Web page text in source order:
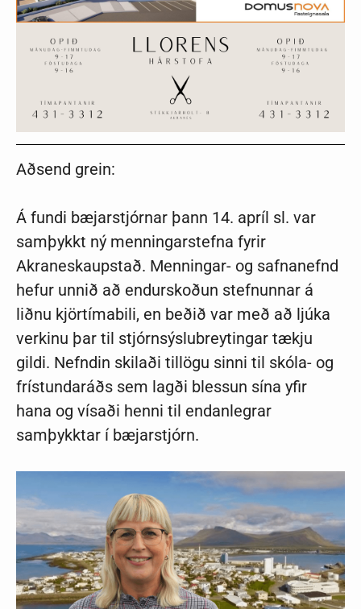
Aðsend grein:
Á fundi bæjarstjórnar þann 14. apríl sl. var
samþykkt ný menningarstefna fyrir
Akraneskaupstað. Menningar- og safnanefnd
hefur unnið að endurskoðun stefnunnar á
liðnu kjörtímabili, en beðið var með að ljúka
verkinu þar til stjórnsýslubreytingar tækju
gildi. Nefndin skilaði tillögu sinni til skóla- og
frístundaráðs sem lagði blessun sína yfir
hana og vísaði henni til endanlegrar
samþykktar í bæjarstjórn.